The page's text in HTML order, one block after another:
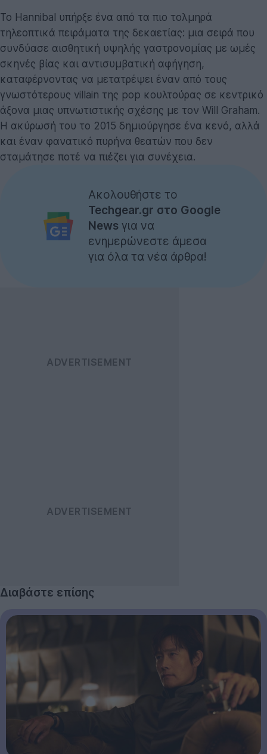
Το Hannibal υπήρξε ένα από τα πιο τολμηρά
τηλεοπτικά πειράματα της δεκαετίας: μια σειρά που
συνδύασε αισθητική υψηλής γαστρονομίας με ωμές
σκηνές βίας και αντισυμβατική αφήγηση,
καταφέρνοντας να μετατρέψει έναν από τους
γνωστότερους villain της pop κουλτούρας σε κεντρικό
άξονα μιας υπνωτιστικής σχέσης με τον Will Graham.
Η ακύρωσή του το 2015 δημιούργησε ένα κενό, αλλά
και έναν φανατικό πυρήνα θεατών που δεν
σταμάτησε ποτέ να πιέζει για συνέχεια.
Ακολουθήστε το
Techgear.gr στο Google
News για να
ενημερώνεστε άμεσα
για όλα τα νέα άρθρα!
Διαβάστε επίσης